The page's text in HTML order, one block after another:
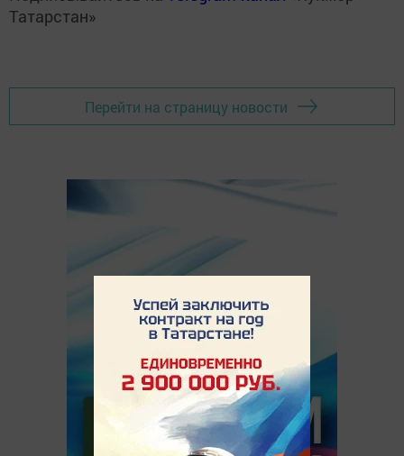
Татарстан»
Перейти на страницу новости